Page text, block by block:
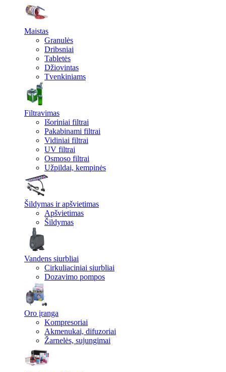
Maistas
Granulės
Dribsniai
Tabletės
Džiovintas
Tvenkiniams
Filtravimas
Išoriniai filtrai
Pakabinami filtrai
Vidiniai filtrai
UV filtrai
Osmoso filtrai
Užpildai, kempinės
Šildymas ir apšvietimas
Apšvietimas
Šildymas
Vandens siurbliai
Cirkuliaciniai siurbliai
Dozavimo pompos
Oro įranga
Kompresoriai
Akmenukai, difuzoriai
Žarnelės, sujungimai